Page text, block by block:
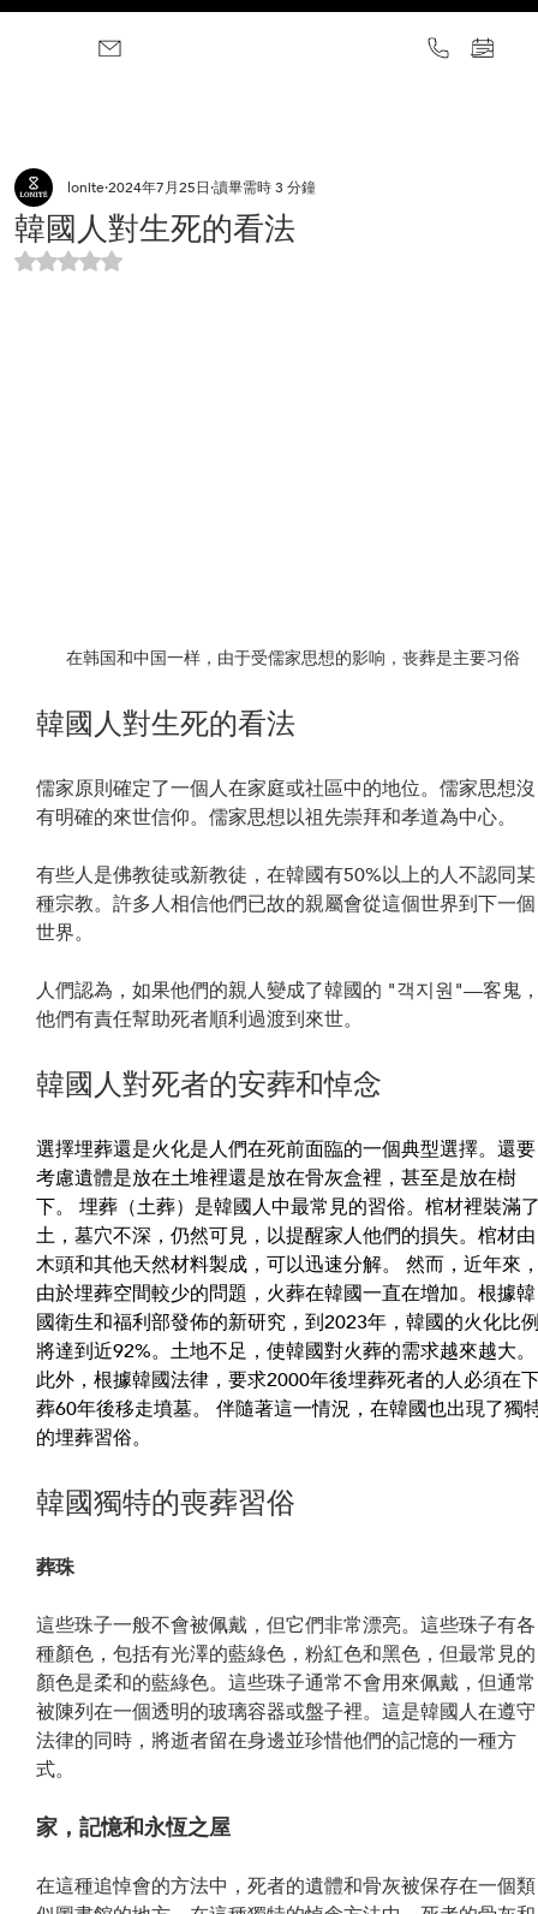
韓國人對生死的看法
lonite 2024年7月25日 讀畢需時 3 分鐘
評等為 NaN（最高為 5 顆星）。
在韩国和中国一样，由于受儒家思想的影响，丧葬是主要习俗
韓國人對生死的看法
儒家原則確定了一個人在家庭或社區中的地位。儒家思想沒
有明確的來世信仰。儒家思想以祖先崇拜和孝道為中心。
有些人是佛教徒或新教徒，在韓國有50%以上的人不認同某
種宗教。許多人相信他們已故的親屬會從這個世界到下一個
世界。
人們認為，如果他們的親人變成了韓國的 "객지원"––客鬼
他們有責任幫助死者順利過渡到來世。
韓國人對死者的安葬和悼念
選擇埋葬還是火化是人們在死前面臨的一個典型選擇。還要
考慮遺體是放在土堆裡還是放在骨灰盒裡，甚至是放在樹
下。 埋葬（土葬）是韓國人中最常見的習俗。棺材裡裝滿
土，墓穴不深，仍然可見，以提醒家人他們的損失。棺材由
木頭和其他天然材料製成，可以迅速分解。 然而，近年來
由於埋葬空間較少的問題，火葬在韓國一直在增加。根據韓
國衛生和福利部發佈的新研究，到2023年，韓國的火化比
將達到近92%。土地不足，使韓國對火葬的需求越來越大。
此外，根據韓國法律，要求2000年後埋葬死者的人必須在
葬60年後移走墳墓。 伴隨著這一情況，在韓國也出現了獨
的埋葬習俗。
韓國獨特的喪葬習俗
葬珠
這些珠子一般不會被佩戴，但它們非常漂亮。這些珠子有各
種顏色，包括有光澤的藍綠色，粉紅色和黑色，但最常見的
顏色是柔和的藍綠色。這些珠子通常不會用來佩戴，但通常
被陳列在一個透明的玻璃容器或盤子裡。這是韓國人在遵守
法律的同時，將逝者留在身邊並珍惜他們的記憶的一種方
式。
家，記憶和永恆之屋
在這種追悼會的方法中，死者的遺體和骨灰被保存在一個類